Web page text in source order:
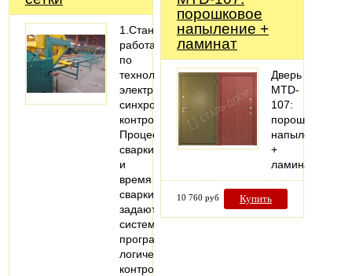
1.Станок
работает
по
технологии
электрического
синхронного
контроля.
Процесс
сварки
и
время
сварки
задаются
системой
программируемого
логического
контроллера.
порошковое
напыление +
ламинат
Дверь
MTD-
107:
порошковое
напыление
+
ламинат
10 760 руб Купить